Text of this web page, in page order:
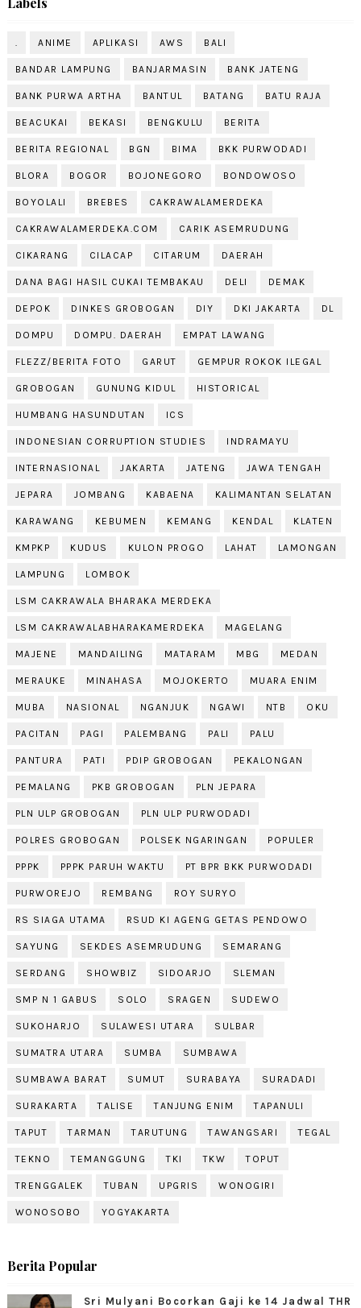
ANIME APLIKASI AWS BALI
BANDAR LAMPUNG BANJARMASIN BANK JATENG
BANK PURWA ARTHA BANTUL BATANG BATU RAJA
BEACUKAI BEKASI BENGKULU BERITA
BERITA REGIONAL BGN BIMA BKK PURWODADI
BLORA BOGOR BOJONEGORO BONDOWOSO
BOYOLALI BREBES CAKRAWALAMERDEKA
CAKRAWALAMERDEKA.COM CARIK ASEMRUDUNG
CIKARANG CILACAP CITARUM DAERAH
DANA BAGI HASIL CUKAI TEMBAKAU DELI DEMAK
DEPOK DINKES GROBOGAN DIY DKI JAKARTA DL
DOMPU DOMPU. DAERAH EMPAT LAWANG
FLEZZ/BERITA FOTO GARUT GEMPUR ROKOK ILEGAL
GROBOGAN GUNUNG KIDUL HISTORICAL
HUMBANG HASUNDUTAN ICS
INDONESIAN CORRUPTION STUDIES INDRAMAYU
INTERNASIONAL JAKARTA JATENG JAWA TENGAH
JEPARA JOMBANG KABAENA KALIMANTAN SELATAN
KARAWANG KEBUMEN KEMANG KENDAL KLATEN
KMPKP KUDUS KULON PROGO LAHAT LAMONGAN
LAMPUNG LOMBOK
LSM CAKRAWALA BHARAKA MERDEKA
LSM CAKRAWALABHARAKAMERDEKA MAGELANG
MAJENE MANDAILING MATARAM MBG MEDAN
MERAUKE MINAHASA MOJOKERTO MUARA ENIM
MUBA NASIONAL NGANJUK NGAWI NTB OKU
PACITAN PAGI PALEMBANG PALI PALU
PANTURA PATI PDIP GROBOGAN PEKALONGAN
PEMALANG PKB GROBOGAN PLN JEPARA
PLN ULP GROBOGAN PLN ULP PURWODADI
POLRES GROBOGAN POLSEK NGARINGAN POPULER
PPPK PPPK PARUH WAKTU PT BPR BKK PURWODADI
PURWOREJO REMBANG ROY SURYO
RS SIAGA UTAMA RSUD KI AGENG GETAS PENDOWO
SAYUNG SEKDES ASEMRUDUNG SEMARANG
SERDANG SHOWBIZ SIDOARJO SLEMAN
SMP N 1 GABUS SOLO SRAGEN SUDEWO
SUKOHARJO SULAWESI UTARA SULBAR
SUMATRA UTARA SUMBA SUMBAWA
SUMBAWA BARAT SUMUT SURABAYA SURADADI
SURAKARTA TALISE TANJUNG ENIM TAPANULI
TAPUT TARMAN TARUTUNG TAWANGSARI TEGAL
TEKNO TEMANGGUNG TKI TKW TOPUT
TRENGGALEK TUBAN UPGRIS WONOGIRI
WONOSOBO YOGYAKARTA
Berita Popular
Sri Mulyani Bocorkan Gaji ke 14 Jadwal THR